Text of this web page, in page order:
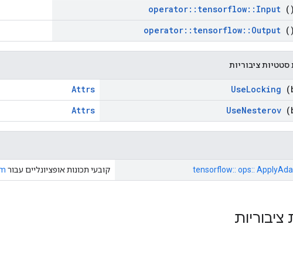
operator:: tensorflow:: Input
operator:: tensorflow:: Output
סטטיות ציבוריות
UseLocking
Attrs
UseNesterov
Attrs
tensorflow:: ops:: קובעי תכונות אופציונליים עבור
ציבוריות